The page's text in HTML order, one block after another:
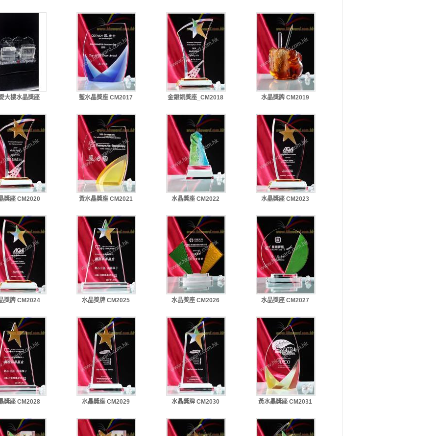
大樓水晶獎座 藍水晶獎座 CM2017 金銀銅獎座_CM2018 水晶獎牌 CM2019
獎座 CM2020 黃水晶獎座 CM2021 水晶獎座 CM2022 水晶獎座 CM2023
獎牌 CM2024 水晶獎牌 CM2025 水晶獎座 CM2026 水晶獎座 CM2027
獎座 CM2028 水晶奬座 CM2029 水晶獎牌 CM2030 黃水晶獎座 CM2031